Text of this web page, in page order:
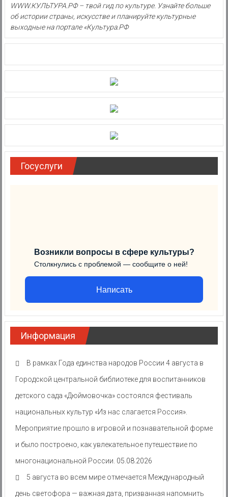
WWW.КУЛЬТУРА.РФ – твой гид по культуре. Узнайте больше
об истории страны, искусстве и планируйте культурные
выходные на портале «Культура.РФ
Госуслуги
Возникли вопросы в сфере культуры?
Столкнулись с проблемой — сообщите о ней!
Написать
Информация
В рамках Года единства народов России 4 августа в
Городской центральной библиотеке для воспитанников
детского сада «Дюймовочка» состоялся фестиваль
национальных культур «Из нас слагается Россия».
Мероприятие прошло в игровой и познавательной форме
и было построено, как увлекательное путешествие по
многонациональной России. 05.08.2026
5 августа во всем мире отмечается Международный
день светофора — важная дата, призванная напомнить